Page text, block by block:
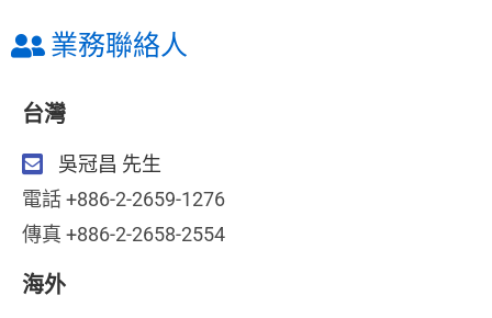
業務聯絡人
台灣
吳冠昌 先生
電話 +886-2-2659-1276
傳真 +886-2-2658-2554
海外